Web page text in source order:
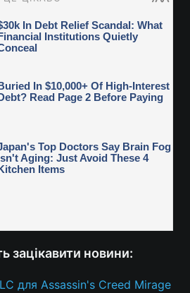
зацікавити новини:
для Assassin's Creed Mirage